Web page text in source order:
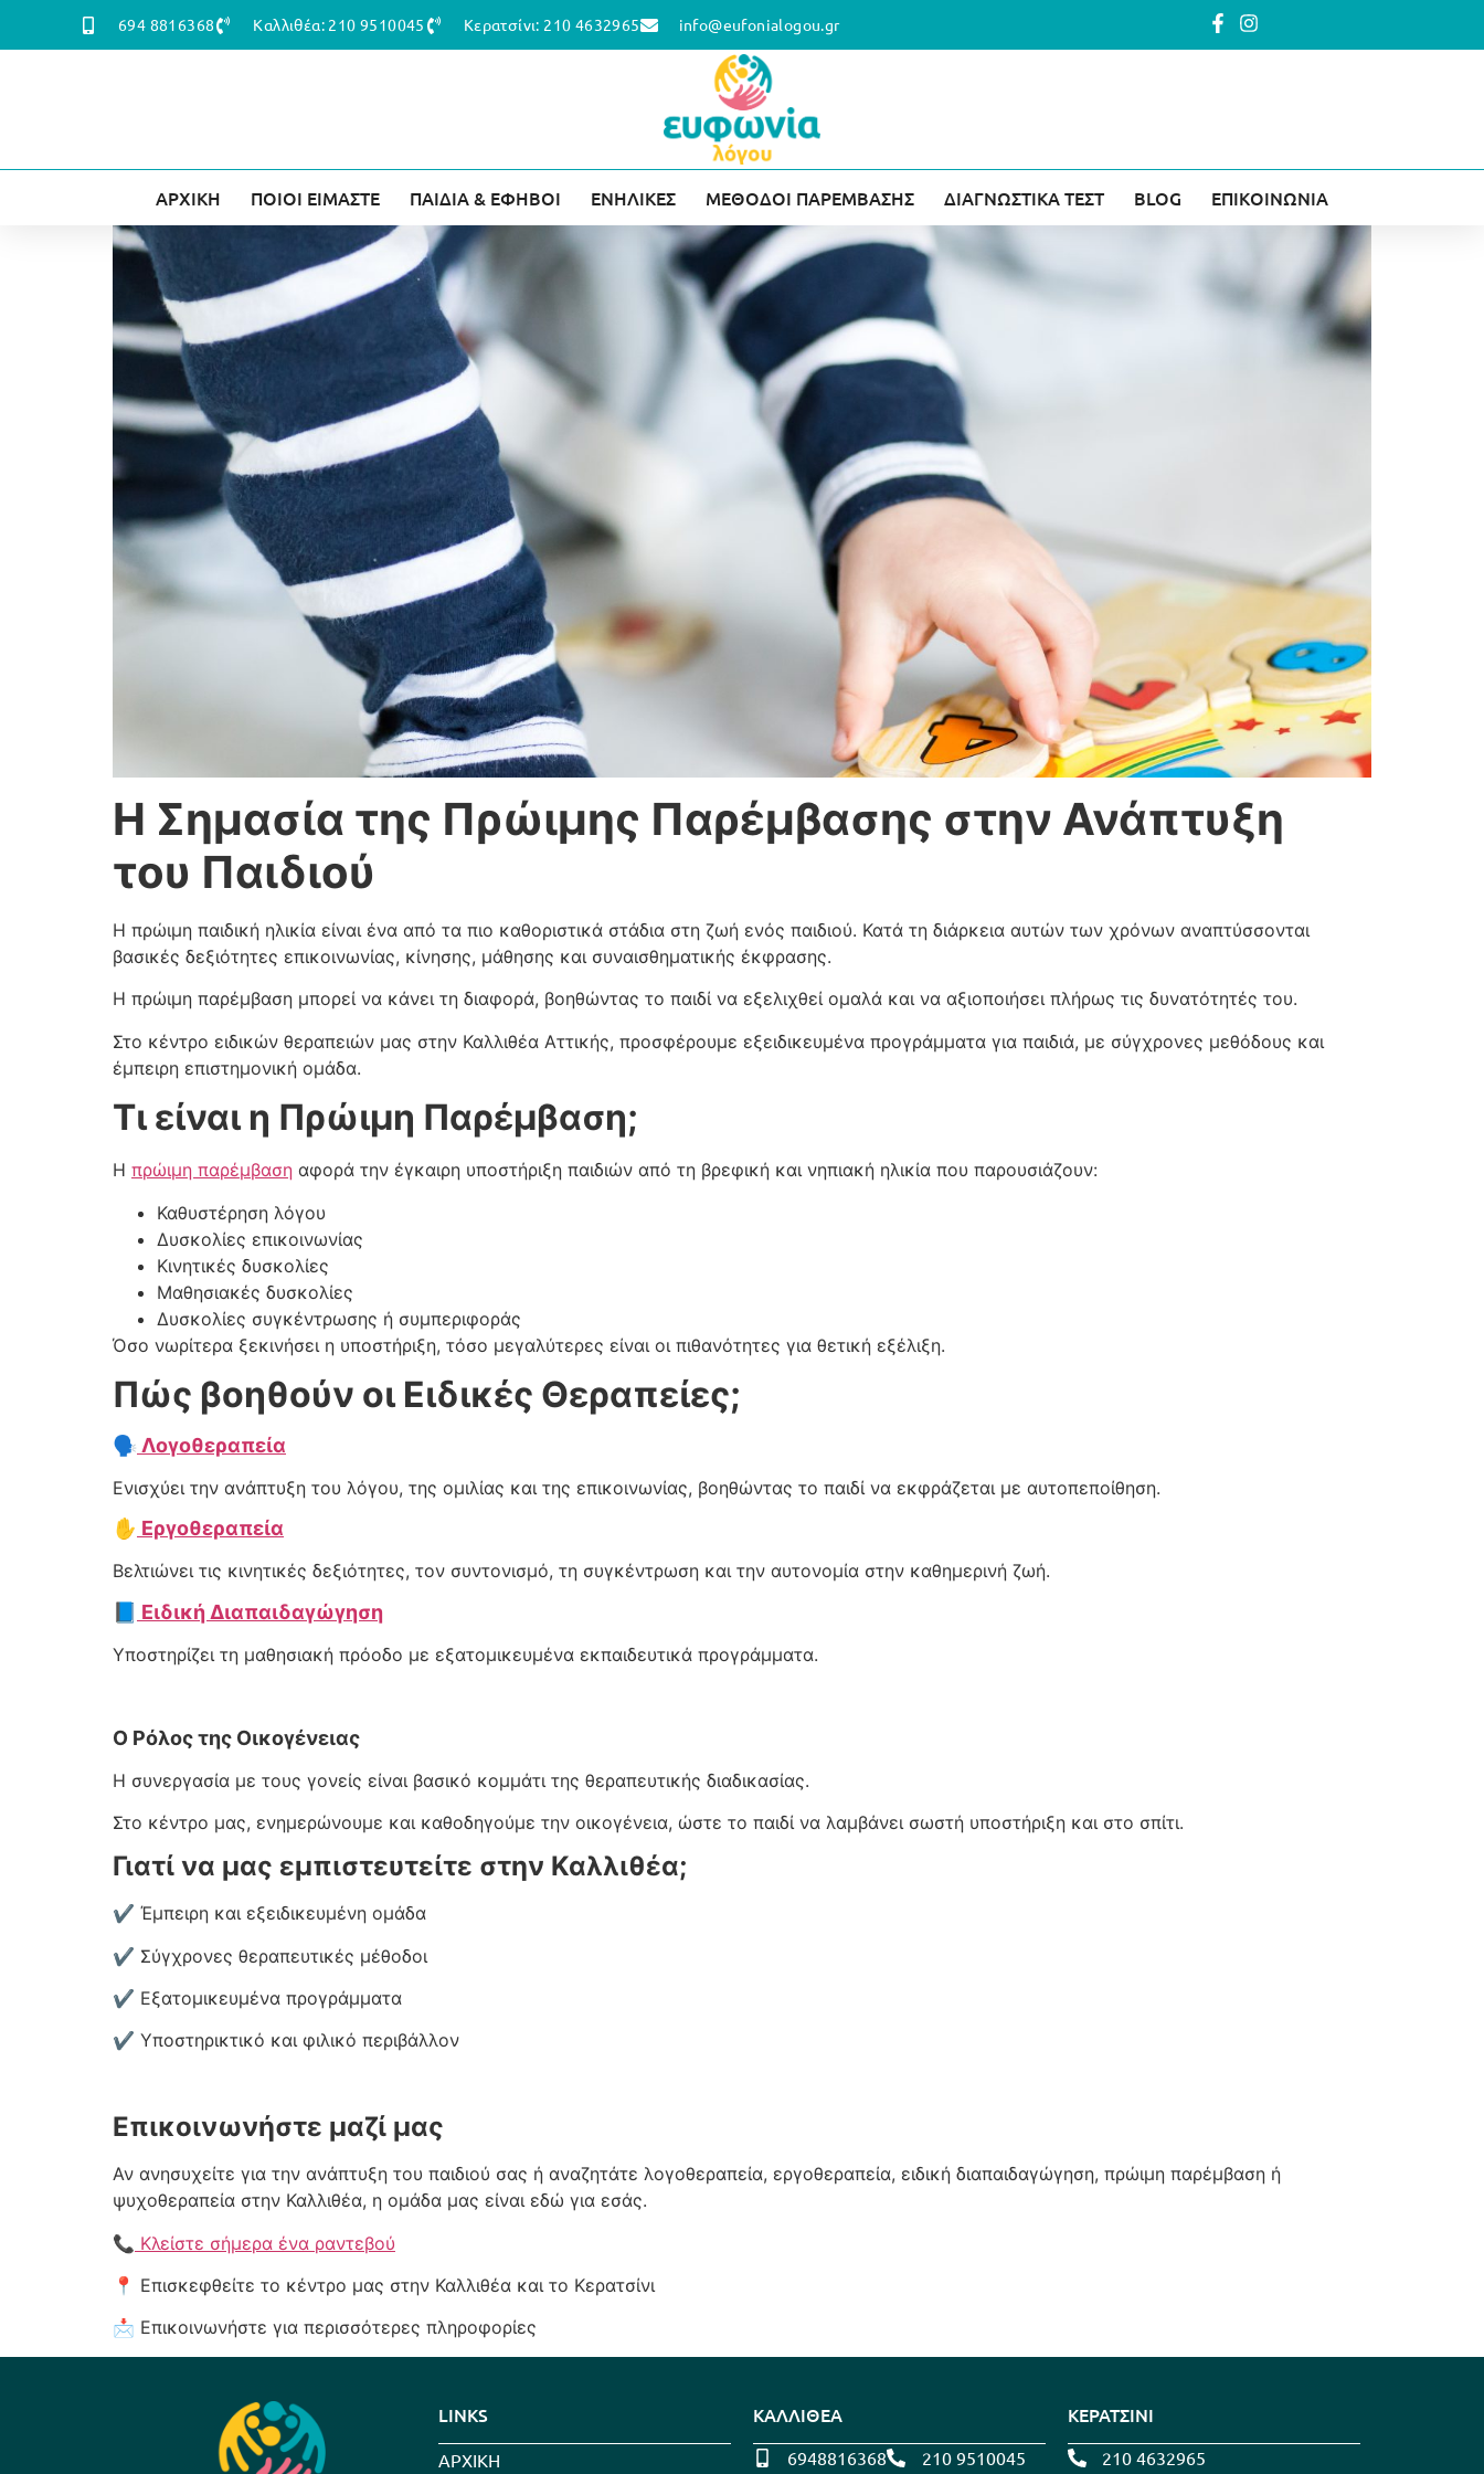
694 8816368 Καλλιθέα: 210 9510045 Κερατσίνι: 210 4632965 info@eufonialogou.gr
ΑΡΧΙΚΗ ΠΟΙΟΙ ΕΙΜΑΣΤΕ ΠΑΙΔΙΑ & ΕΦΗΒΟΙ ΕΝΗΛΙΚΕΣ ΜΕΘΟΔΟΙ ΠΑΡΕΜΒΑΣΗΣ ΔΙΑΓΝΩΣΤΙΚΑ ΤΕΣΤ BLOG ΕΠΙΚΟΙΝΩΝΙΑ
Η Σημασία της Πρώιμης Παρέμβασης στην Ανάπτυξη
του Παιδιού
Η πρώιμη παιδική ηλικία είναι ένα από τα πιο καθοριστικά στάδια στη ζωή ενός παιδιού. Κατά τη διάρκεια αυτών των χρόνων αναπτύσσονται
βασικές δεξιότητες επικοινωνίας, κίνησης, μάθησης και συναισθηματικής έκφρασης.
Η πρώιμη παρέμβαση μπορεί να κάνει τη διαφορά, βοηθώντας το παιδί να εξελιχθεί ομαλά και να αξιοποιήσει πλήρως τις δυνατότητές του.
Στο κέντρο ειδικών θεραπειών μας στην Καλλιθέα Αττικής, προσφέρουμε εξειδικευμένα προγράμματα για παιδιά, με σύγχρονες μεθόδους και
έμπειρη επιστημονική ομάδα.
Τι είναι η Πρώιμη Παρέμβαση;
Η πρώιμη παρέμβαση αφορά την έγκαιρη υποστήριξη παιδιών από τη βρεφική και νηπιακή ηλικία που παρουσιάζουν:
Καθυστέρηση λόγου
Δυσκολίες επικοινωνίας
Κινητικές δυσκολίες
Μαθησιακές δυσκολίες
Δυσκολίες συγκέντρωσης ή συμπεριφοράς
Όσο νωρίτερα ξεκινήσει η υποστήριξη, τόσο μεγαλύτερες είναι οι πιθανότητες για θετική εξέλιξη.
Πώς βοηθούν οι Ειδικές Θεραπείες;
🗣 Λογοθεραπεία
Ενισχύει την ανάπτυξη του λόγου, της ομιλίας και της επικοινωνίας, βοηθώντας το παιδί να εκφράζεται με αυτοπεποίθηση.
✋ Εργοθεραπεία
Βελτιώνει τις κινητικές δεξιότητες, τον συντονισμό, τη συγκέντρωση και την αυτονομία στην καθημερινή ζωή.
📘 Ειδική Διαπαιδαγώγηση
Υποστηρίζει τη μαθησιακή πρόοδο με εξατομικευμένα εκπαιδευτικά προγράμματα.
Ο Ρόλος της Οικογένειας
Η συνεργασία με τους γονείς είναι βασικό κομμάτι της θεραπευτικής διαδικασίας.
Στο κέντρο μας, ενημερώνουμε και καθοδηγούμε την οικογένεια, ώστε το παιδί να λαμβάνει σωστή υποστήριξη και στο σπίτι.
Γιατί να μας εμπιστευτείτε στην Καλλιθέα;
✔ Έμπειρη και εξειδικευμένη ομάδα
✔ Σύγχρονες θεραπευτικές μέθοδοι
✔ Εξατομικευμένα προγράμματα
✔ Υποστηρικτικό και φιλικό περιβάλλον
Επικοινωνήστε μαζί μας
Αν ανησυχείτε για την ανάπτυξη του παιδιού σας ή αναζητάτε λογοθεραπεία, εργοθεραπεία, ειδική διαπαιδαγώγηση, πρώιμη παρέμβαση ή
ψυχοθεραπεία στην Καλλιθέα, η ομάδα μας είναι εδώ για εσάς.
📞 Κλείστε σήμερα ένα ραντεβού
📍 Επισκεφθείτε το κέντρο μας στην Καλλιθέα και το Κερατσίνι
📩 Επικοινωνήστε για περισσότερες πληροφορίες
LINKS
ΑΡΧΙΚΗ
ΚΑΛΛΙΘΕΑ
6948816368
210 9510045
ΚΕΡΑΤΣΙΝΙ
210 4632965